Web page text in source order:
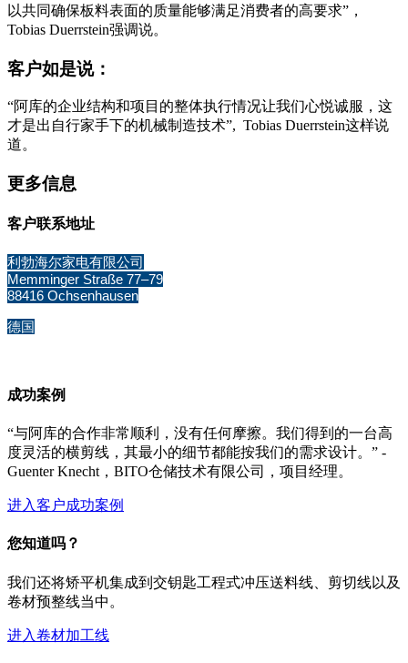
以共同确保板料表面的质量能够满足消费者的高要求”，
Tobias Duerrstein强调说。
客户如是说：
“阿库的企业结构和项目的整体执行情况让我们心悦诚服，这
才是出自行家手下的机械制造技术”, Tobias Duerrstein这样说
道。
更多信息
客户联系地址
利勃海尔家电有限公司
Memminger Straße 77–79
88416 Ochsenhausen
德国
成功案例
“与阿库的合作非常顺利，没有任何摩擦。我们得到的一台高
度灵活的横剪线，其最小的细节都能按我们的需求设计。” -
Guenter Knecht，BITO仓储技术有限公司，项目经理。
进入客户成功案例
您知道吗？
我们还将矫平机集成到交钥匙工程式冲压送料线、剪切线以及
卷材预整线当中。
进入卷材加工线